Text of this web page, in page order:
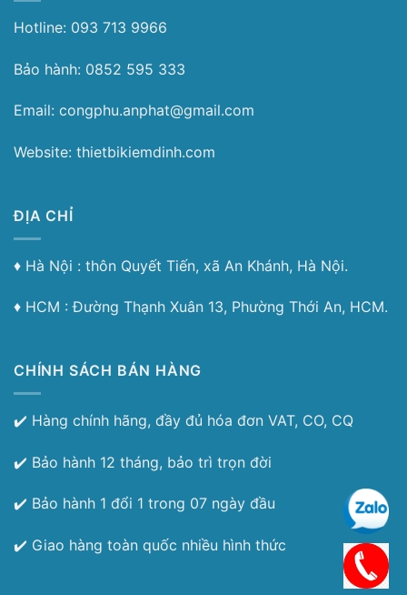
Hotline: 093 713 9966
Bảo hành: 0852 595 333
Email: congphu.anphat@gmail.com
Website: thietbikiemdinh.com
ĐỊA CHỈ
♦︎ Hà Nội : thôn Quyết Tiến, xã An Khánh, Hà Nội.
♦︎ HCM : Đường Thạnh Xuân 13, Phường Thới An, HCM.
CHÍNH SÁCH BÁN HÀNG
✔️ Hàng chính hãng, đầy đủ hóa đơn VAT, CO, CQ
✔️ Bảo hành 12 tháng, bảo trì trọn đời
✔️ Bảo hành 1 đổi 1 trong 07 ngày đầu
✔️ Giao hàng toàn quốc nhiều hình thức